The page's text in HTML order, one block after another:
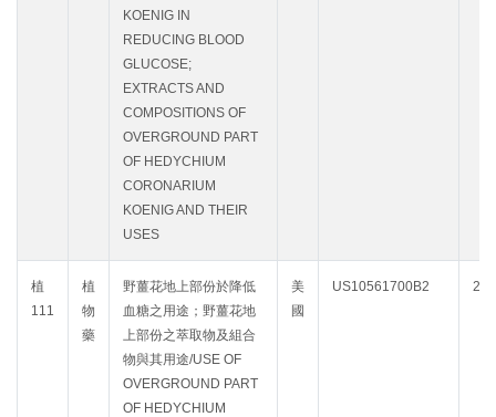
KOENIG IN
REDUCING BLOOD
GLUCOSE;
EXTRACTS AND
COMPOSITIONS OF
OVERGROUND PART
OF HEDYCHIUM
CORONARIUM
KOENIG AND THEIR
USES
植
111
植
物
藥
野薑花地上部份於降低
血糖之用途；野薑花地
上部份之萃取物及組合
物與其用途/USE OF
OVERGROUND PART
OF HEDYCHIUM
美
國
US10561700B2